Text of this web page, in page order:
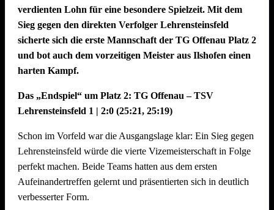
verdienten Lohn für eine besondere Spielzeit. Mit dem
Sieg gegen den direkten Verfolger Lehrensteinsfeld
sicherte sich die erste Mannschaft der TG Offenau Platz 2
und bot auch dem vorzeitigen Meister aus Ilshofen einen
harten Kampf.
Das „Endspiel“ um Platz 2: TG Offenau – TSV
Lehrensteinsfeld 1 | 2:0 (25:21, 25:19)
Schon im Vorfeld war die Ausgangslage klar: Ein Sieg gegen
Lehrensteinsfeld würde die vierte Vizemeisterschaft in Folge
perfekt machen. Beide Teams hatten aus dem ersten
Aufeinandertreffen gelernt und präsentierten sich in deutlich
verbesserter Form.